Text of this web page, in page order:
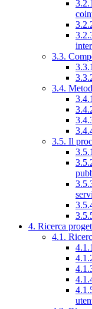
3.3.
3.4.
3.5. Il
4. Ricerca
4.1.